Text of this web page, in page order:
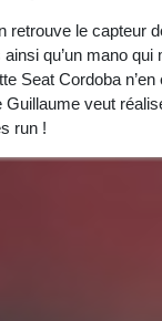
retrouve le capteur
qu’un mano
Seat Cordoba n’en
veut
run !